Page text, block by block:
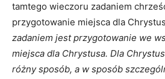
tamtego wieczoru zadaniem
przygotowanie miejsca dla
zadaniem jest przygotowanie we
miejsca dla Chrystusa. Dla
różny sposób, a w sposób